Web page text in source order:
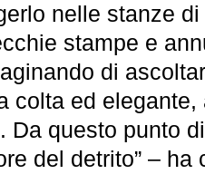
nelle stanze
stampe e
di
colta ed
Da questo punto
del detrito” –